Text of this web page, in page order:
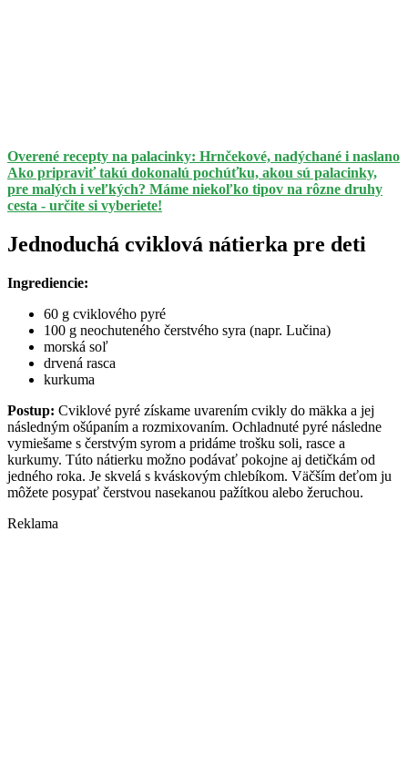
Overené recepty na palacinky: Hrnčekové, nadýchané i naslano
Ako pripraviť takú dokonalú pochúťku, akou sú palacinky,
pre malých i veľkých? Máme niekoľko tipov na rôzne druhy
cesta - určite si vyberiete!
Jednoduchá cviklová nátierka pre deti
Ingrediencie:
60 g cviklového pyré
100 g neochuteného čerstvého syra (napr. Lučina)
morská soľ
drvená rasca
kurkuma
Postup: Cviklové pyré získame uvarením cvikly do mäkka a jej
následným ošúpaním a rozmixovaním. Ochladnuté pyré následne
vymiešame s čerstvým syrom a pridáme trošku soli, rasce a
kurkumy. Túto nátierku možno podávať pokojne aj detičkám od
jedného roka. Je skvelá s kváskovým chlebíkom. Väčším deťom ju
môžete posypať čerstvou nasekanou pažítkou alebo žeruchou.
Reklama